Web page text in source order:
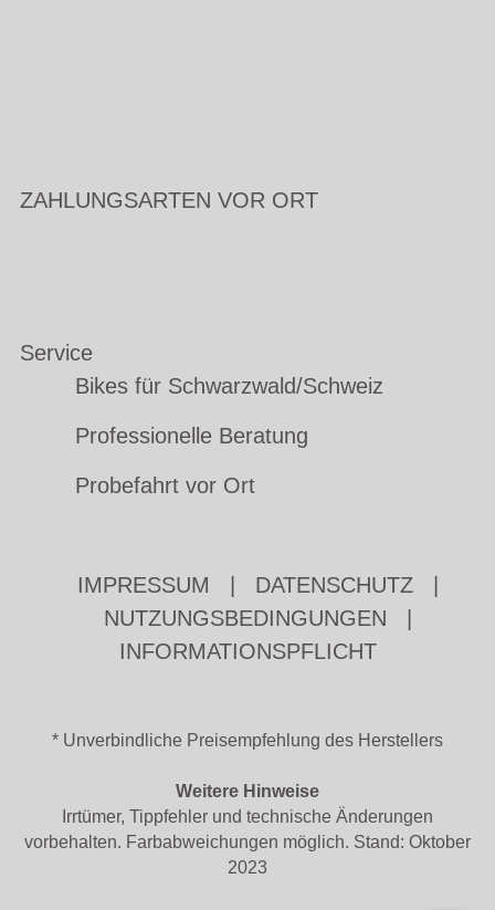
ZAHLUNGSARTEN VOR ORT
Service
Bikes für Schwarzwald/Schweiz
Professionelle Beratung
Probefahrt vor Ort
IMPRESSUM DATENSCHUTZ
NUTZUNGSBEDINGUNGEN
INFORMATIONSPFLICHT
* Unverbindliche Preisempfehlung des Herstellers
Weitere Hinweise
Irrtümer, Tippfehler und technische Änderungen
vorbehalten. Farbabweichungen möglich. Stand: Oktober
2023